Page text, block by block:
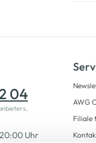
04
Uhr
AWG
Filiale